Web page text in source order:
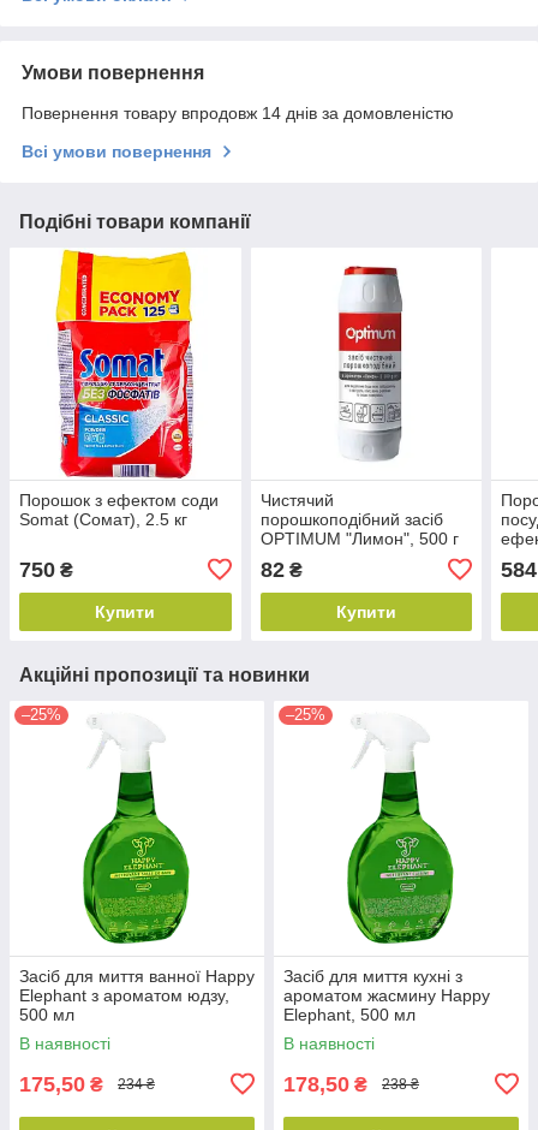
Умови повернення
Повернення товару впродовж 14 днів за домовленістю
Всі умови повернення
Подібні товари компанії
Порошок з ефектом соди
Somat (Сомат), 2.5 кг
750 ₴
Купити
Чистячий
порошкоподібний засіб
OPTIMUM "Лимон", 500 г
82₴
Купити
584
Акційні пропозиції та новинки
–25%
Засіб для миття ванної Happy
Elephant з ароматом юдзу,
500 мл
В наявності
175,50 ₴ 234 ₴
–25%
Засіб для миття кухні з
ароматом жасмину Happy
Elephant, 500 мл
В наявності
178,50 ₴ 238 ₴